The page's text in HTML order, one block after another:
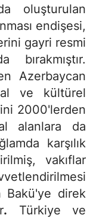
oluşturulan
endişesi,
gayri resmi
Azerbaycan
ve kültürel
2000'lerden
alanlara da
karşılık
vakıflar
Bakü'ye direk
. Türkiye ve